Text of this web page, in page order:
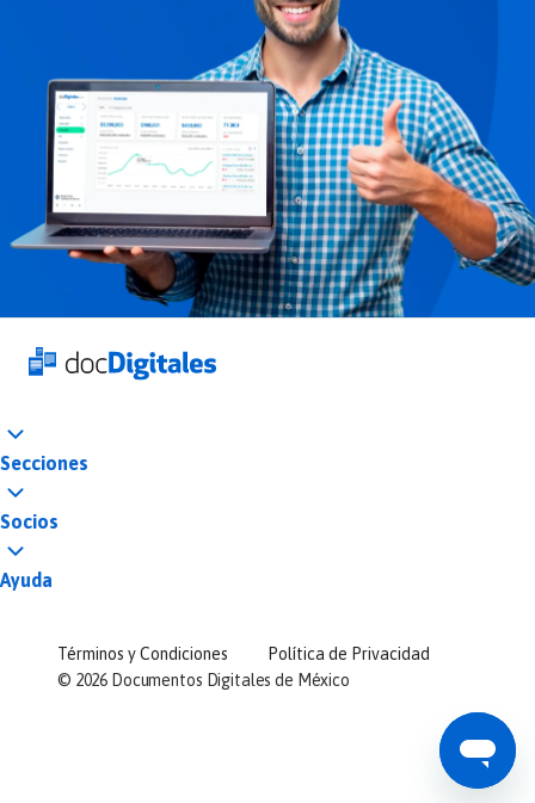
Secciones
Socios
Ayuda
© 2026 Documentos Digitales de México
Términos y Condiciones Política de Privacidad